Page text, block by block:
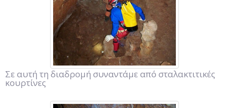
Σε αυτή τη διαδρομή συναντάμε από σταλακτιτικές
κουρτίνες